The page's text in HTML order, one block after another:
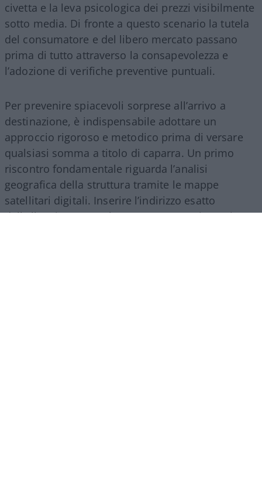
civetta e la leva psicologica dei prezzi visibilmente
sotto media. Di fronte a questo scenario la tutela
del consumatore e del libero mercato passano
prima di tutto attraverso la consapevolezza e
l’adozione di verifiche preventive puntuali.
Per prevenire spiacevoli sorprese all’arrivo a
destinazione, è indispensabile adottare un
approccio rigoroso e metodico prima di versare
qualsiasi somma a titolo di caparra. Un primo
riscontro fondamentale riguarda l’analisi
geografica della struttura tramite le mappe
satellitari digitali. Inserire l’indirizzo esatto
dell’alloggio su Google Maps o Street View prima